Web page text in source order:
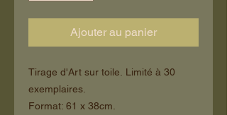
Ajouter au panier
Tirage d'Art sur toile. Limité à 30
exemplaires.
Format: 61 x 38cm.